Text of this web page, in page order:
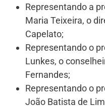
Representando a
Maria Teixeira, o
Capelato;
Representando o
Lunkes, o
Fernandes;
Representando o
João Batista de